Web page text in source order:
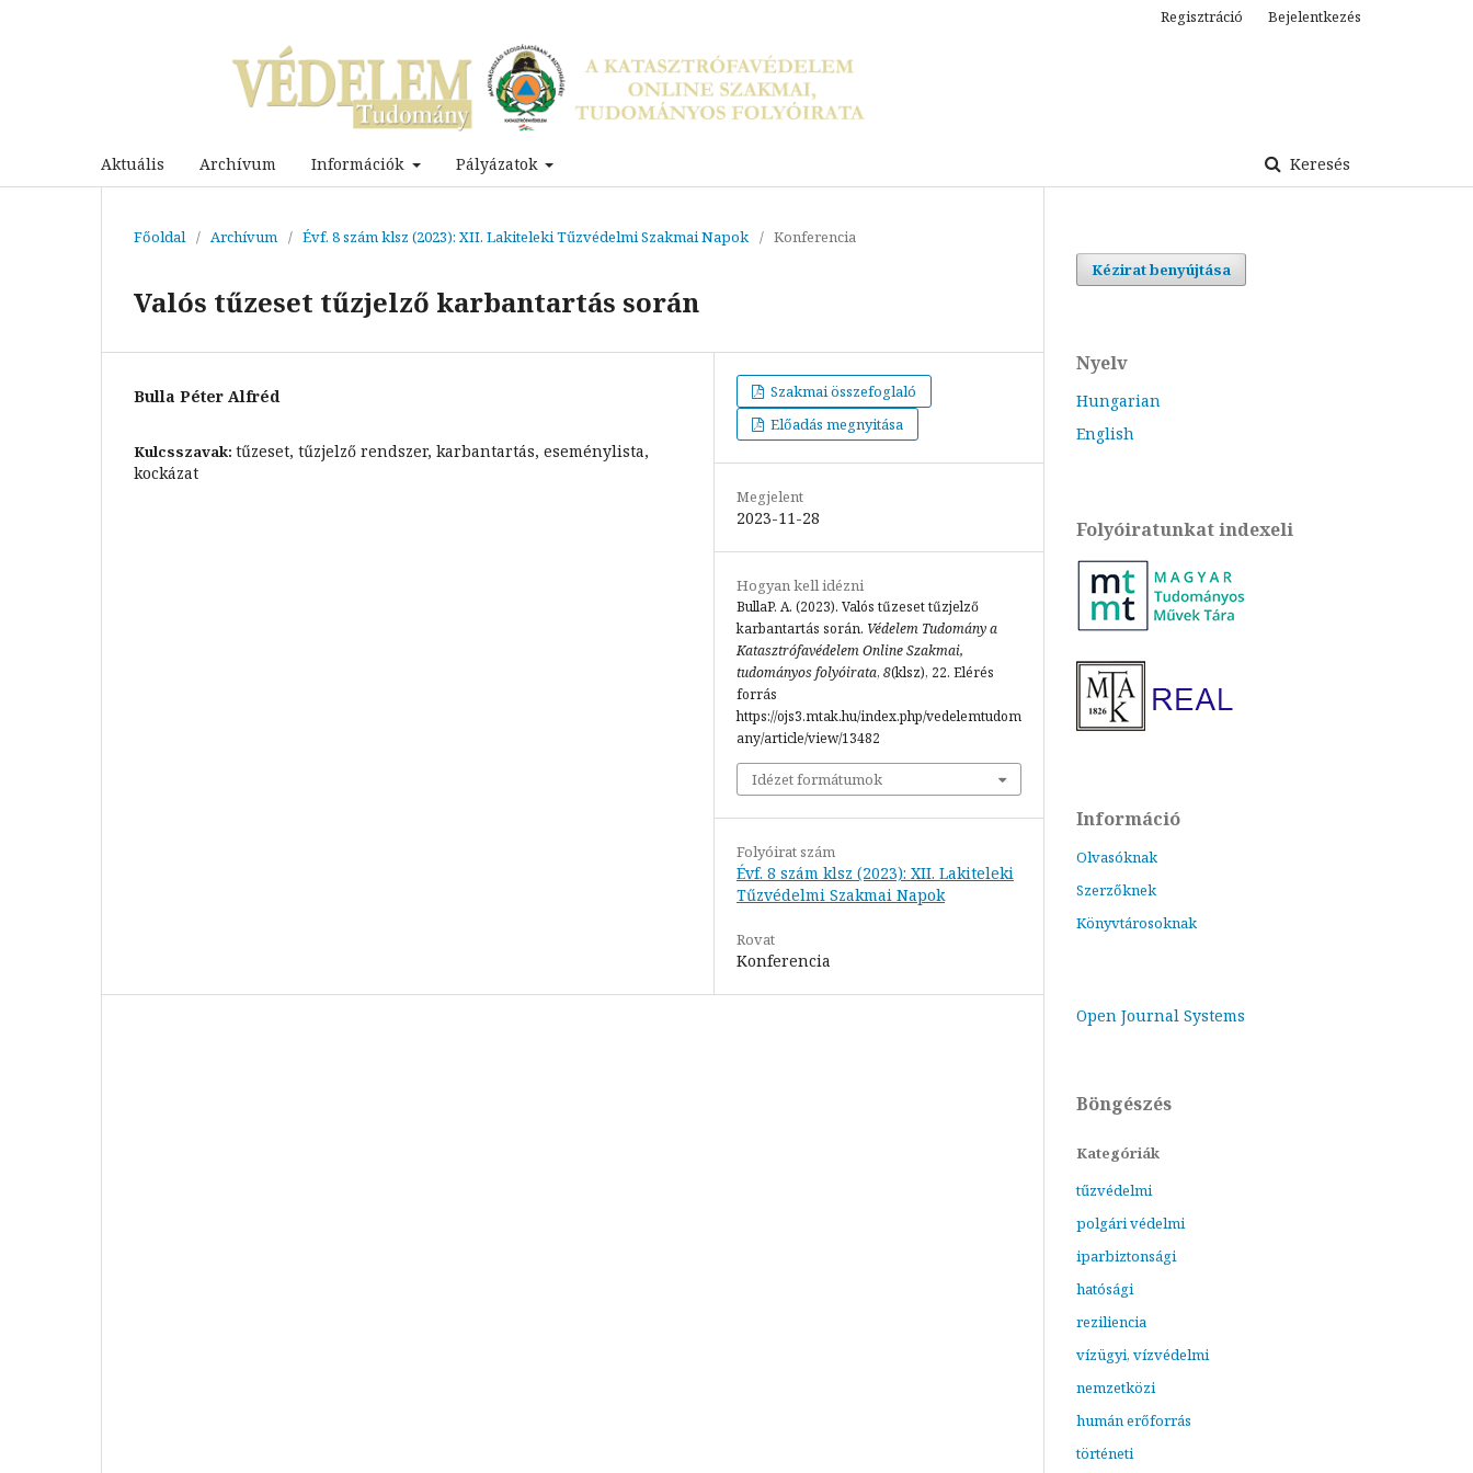
Aktuális Archívum Információk Pályázatok Keresés
Regisztráció Bejelentkezés
Főoldal / Archívum / Évf. 8 szám klsz (2023): XII. Lakiteleki Tűzvédelmi Szakmai Napok / Konferencia
Valós tűzeset tűzjelző karbantartás során
Bulla Péter Alfréd
Kulcsszavak: tűzeset, tűzjelző rendszer, karbantartás, eseménylista,
kockázat
Szakmai összefoglaló
Előadás megnyitása
Megjelent
2023-11-28
Hogyan kell idézni
BullaP. A. (2023). Valós tűzeset tűzjelző
karbantartás során. Védelem Tudomány a
Katasztrófavédelem Online Szakmai,
tudományos folyóirata, 8(klsz), 22. Elérés
forrás
https://ojs3.mtak.hu/index.php/vedelemtudom
any/article/view/13482
Idézet formátumok
Folyóirat szám
Évf. 8 szám klsz (2023): XII. Lakiteleki
Tűzvédelmi Szakmai Napok
Rovat
Konferencia
Kézirat benyújtása
Nyelv
Hungarian
English
Folyóiratunkat indexeli
Információ
Olvasóknak
Szerzőknek
Könyvtárosoknak
Open Journal Systems
Böngészés
Kategóriák
tűzvédelmi
polgári védelmi
iparbiztonsági
hatósági
reziliencia
vízügyi, vízvédelmi
nemzetközi
humán erőforrás
történeti